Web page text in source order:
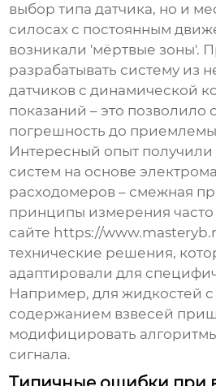
выбор типа датчика, но и
силосах с постоянным
возникали 'мёртвые зоны'.
разрабатывать систему из
датчиков с динамической
показаний – это позволило
погрешность до
Интересный опыт
систем на основе
расходомеров – смежная
принципы измерения
сайте https://
технические решения,
адаптировали для
Например, для жидкостей
содержанием взвесей
модифицировать
сигнала.